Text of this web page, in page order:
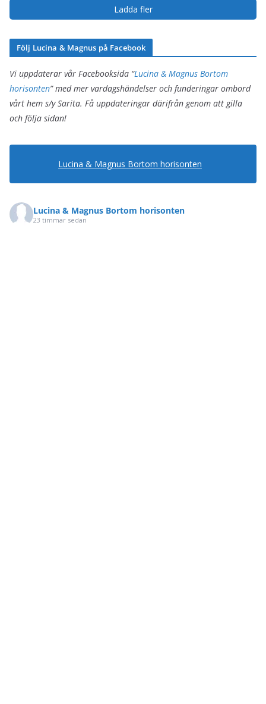
Ladda fler
Följ Lucina & Magnus på Facebook
Vi uppdaterar vår Facebooksida “Lucina & Magnus Bortom
horisonten” med mer vardagshändelser och funderingar ombord
vårt hem s/y Sarita. Få uppdateringar därifrån genom att gilla
och följa sidan!
Lucina & Magnus Bortom horisonten
Lucina & Magnus Bortom horisonten
23 timmar sedan